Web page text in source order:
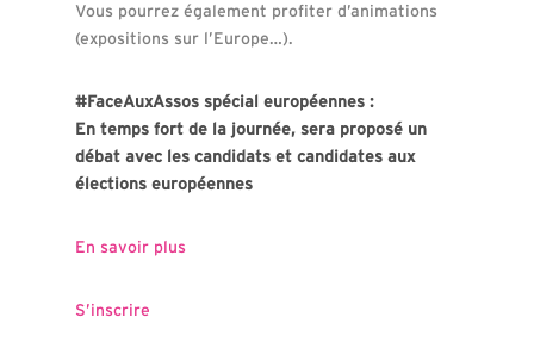
Vous pourrez également profiter d’animations
(expositions sur l’Europe…).
#FaceAuxAssos spécial européennes :
En temps fort de la journée, sera proposé un
débat avec les candidats et candidates aux
élections européennes
En savoir plus
S’inscrire